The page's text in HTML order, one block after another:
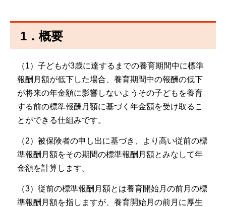
1．概要
（1）子どもが3歳に達するまでの養育期間中に標準
報酬月額が低下した場合、養育期間中の報酬の低下
が将来の年金額に影響しないようその子どもを養育
する前の標準報酬月額に基づく年金額を受け取るこ
とができる仕組みです。
（2）被保険者の申し出に基づき、より高い従前の標
準報酬月額をその期間の標準報酬月額とみなして年
金額を計算します。
（3）従前の標準報酬月額とは養育開始月の前月の標
準報酬月額を指しますが、養育開始月の前月に厚生